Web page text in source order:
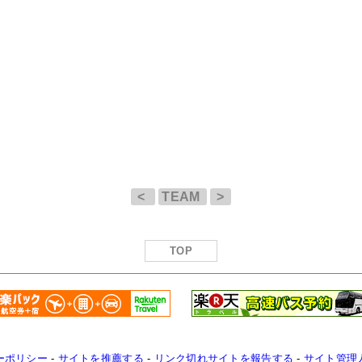
< TEAM >
TOP
ポリシー - サイトを推薦する - リンク切れサイトを報告する - サイト管理